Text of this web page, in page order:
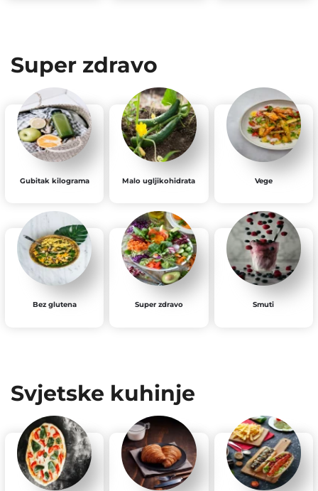
Super zdravo
Gubitak kilograma Malo ugljikohidrata Vege
Bez glutena Super zdravo Smuti
Svjetske kuhinje